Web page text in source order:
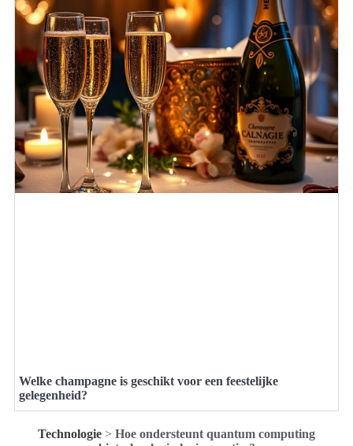
Welke champagne is geschikt voor een feestelijke
gelegenheid?
Technologie > Hoe ondersteunt quantum computing